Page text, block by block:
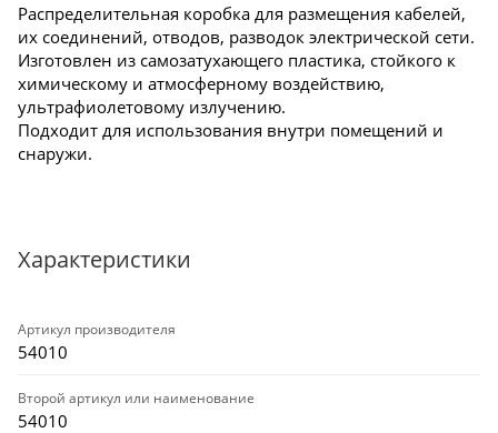
Распределительная коробка для размещения кабелей,
их соединений, отводов, разводок электрической сети.
Изготовлен из самозатухающего пластика, стойкого к
химическому и атмосферному воздействию,
ультрафиолетовому излучению.
Подходит для использования внутри помещений и
снаружи.
Характеристики
Артикул производителя
54010
Второй артикул или наименование
54010